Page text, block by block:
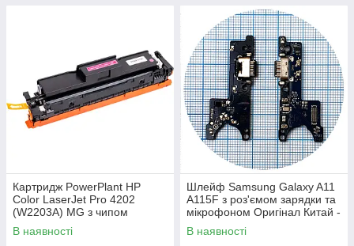
Картридж PowerPlant HP
Color LaserJet Pro 4202
(W2203A) MG з чипом
В наявності
Шлейф Samsung Galaxy A11
A115F з роз'ємом зарядки та
мікрофоном Оригінал Китай -
нижня плата
В наявності